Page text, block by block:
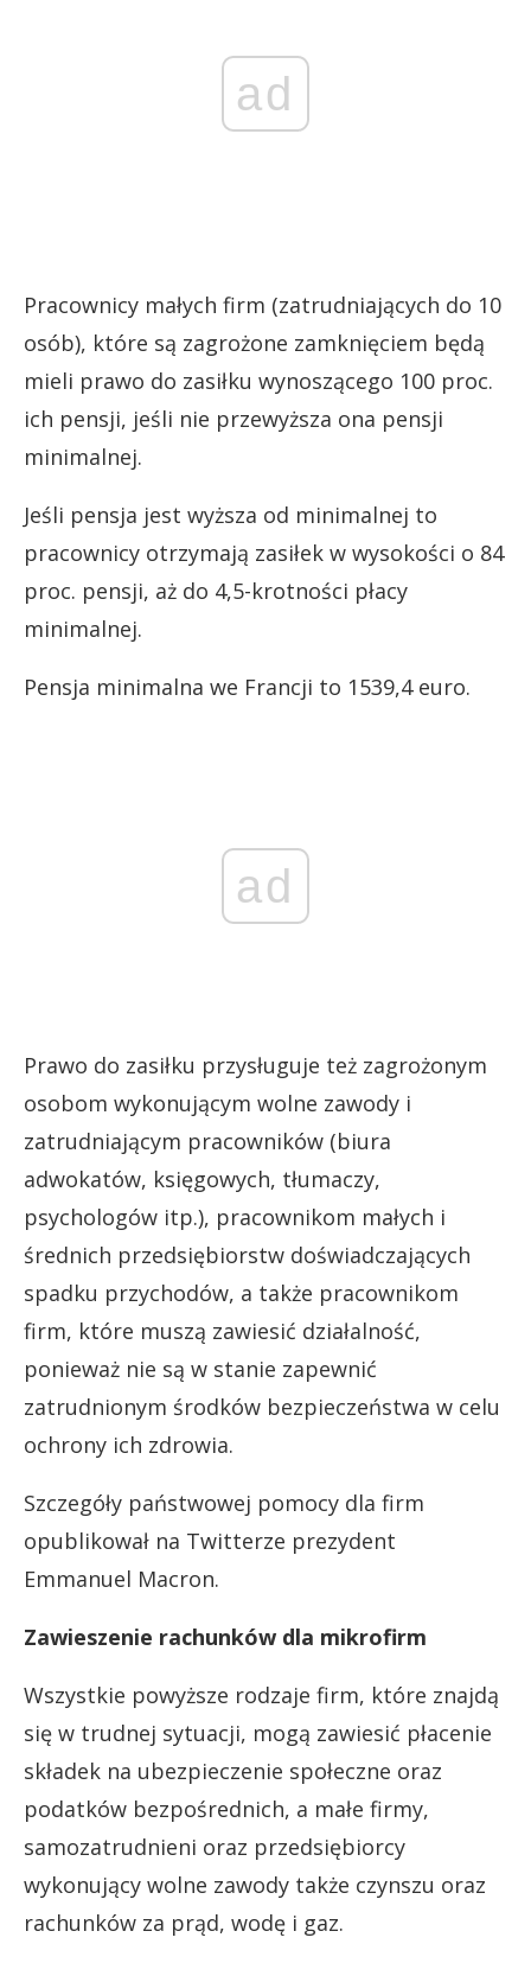
ad
Pracownicy małych firm (zatrudniających do 10
osób), które są zagrożone zamknięciem będą
mieli prawo do zasiłku wynoszącego 100 proc.
ich pensji, jeśli nie przewyższa ona pensji
minimalnej.
Jeśli pensja jest wyższa od minimalnej to
pracownicy otrzymają zasiłek w wysokości o 84
proc. pensji, aż do 4,5-krotności płacy
minimalnej.
Pensja minimalna we Francji to 1539,4 euro.
ad
Prawo do zasiłku przysługuje też zagrożonym
osobom wykonującym wolne zawody i
zatrudniającym pracowników (biura
adwokatów, księgowych, tłumaczy,
psychologów itp.), pracownikom małych i
średnich przedsiębiorstw doświadczających
spadku przychodów, a także pracownikom
firm, które muszą zawiesić działalność,
ponieważ nie są w stanie zapewnić
zatrudnionym środków bezpieczeństwa w celu
ochrony ich zdrowia.
Szczegóły państwowej pomocy dla firm
opublikował na Twitterze prezydent
Emmanuel Macron.
Zawieszenie rachunków dla mikrofirm
Wszystkie powyższe rodzaje firm, które znajdą
się w trudnej sytuacji, mogą zawiesić płacenie
składek na ubezpieczenie społeczne oraz
podatków bezpośrednich, a małe firmy,
samozatrudnieni oraz przedsiębiorcy
wykonujący wolne zawody także czynszu oraz
rachunków za prąd, wodę i gaz.